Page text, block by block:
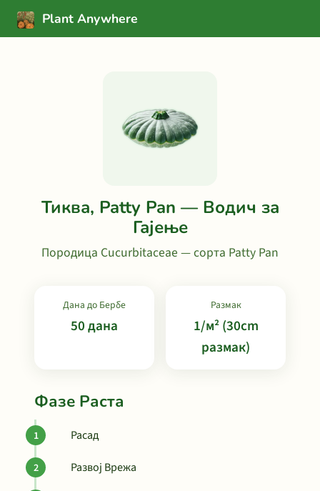
Plant Anywhere
Тиква, Patty Pan — Водич за
Гајење
Породица Cucurbitaceae — сорта Patty Pan
Дана до Бербе
50 дана
Размак
1/м² (30cm
размак)
Фазе Раста
Расад
Развој Врежа